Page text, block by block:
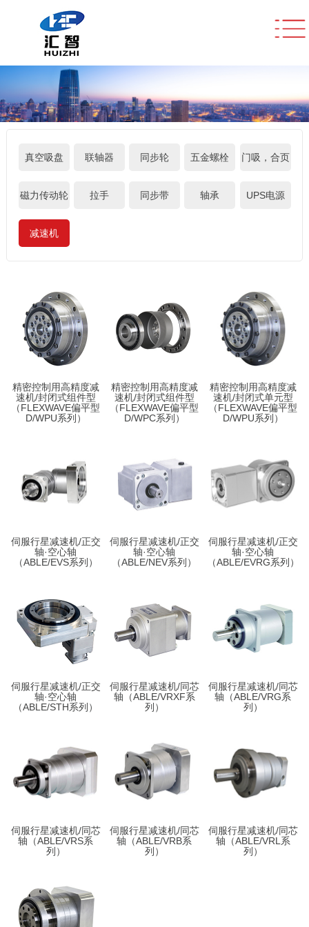
真空吸盘 联轴器 同步轮 五金螺栓 门吸，合页
磁力传动轮 拉手 同步带 轴承 UPS电源
减速机
精密控制用高精度减
速机/封闭式组件型
（FLEXWAVE偏平型
D/WPU系列）
精密控制用高精度减
速机/封闭式组件型
（FLEXWAVE偏平型
D/WPC系列）
精密控制用高精度减
速机/封闭式单元型
（FLEXWAVE偏平型
D/WPU系列）
伺服行星减速机/正交
轴·空心轴
（ABLE/EVS系列）
伺服行星减速机/正交
轴·空心轴
（ABLE/NEV系列）
伺服行星减速机/正交
轴·空心轴
（ABLE/EVRG系列）
伺服行星减速机/正交
轴·空心轴
（ABLE/STH系列）
伺服行星减速机/同芯
轴（ABLE/VRXF系
列）
伺服行星减速机/同芯
轴（ABLE/VRG系
列）
伺服行星减速机/同芯
轴（ABLE/VRS系
列）
伺服行星减速机/同芯
轴（ABLE/VRB系
列）
伺服行星减速机/同芯
轴（ABLE/VRL系
列）